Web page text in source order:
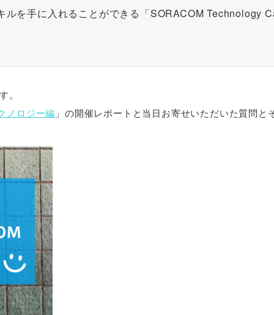
ルを手に入れることができる「SORACOM Technology
。
ノロジー編 」の開催レポートと当日お寄せいただいた質問と